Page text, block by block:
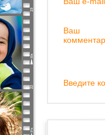
Ваш
Введите